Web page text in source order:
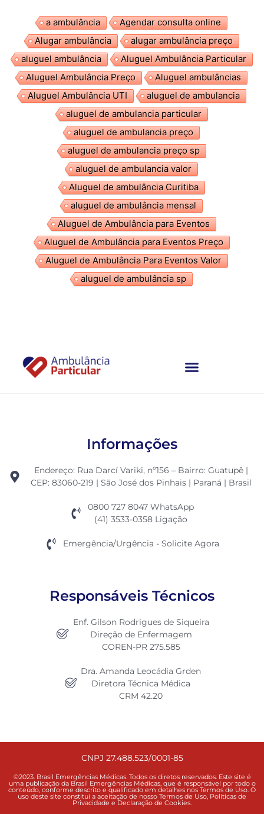
a ambulância
Agendar consulta online
Alugar ambulância
alugar ambulância preço
aluguel ambulância
Aluguel Ambulância Particular
Aluguel Ambulância Preço
Aluguel ambulâncias
Aluguel Ambulância UTI
aluguel de ambulancia
aluguel de ambulancia particular
aluguel de ambulancia preço
aluguel de ambulancia preço sp
aluguel de ambulancia valor
Aluguel de ambulância Curitiba
aluguel de ambulância mensal
Aluguel de Ambulância para Eventos
Aluguel de Ambulância para Eventos Preço
Aluguel de Ambulância Para Eventos Valor
aluguel de ambulância sp
Informações
Endereço: Rua Darcí Variki, nº156 – Bairro: Guatupê |
CEP: 83060-219 | São José dos Pinhais | Paraná | Brasil
0800 727 8047 WhatsApp
(41) 3533-0358 Ligação
Emergência/Urgência - Solicite Agora
Responsáveis Técnicos
Enf. Gilson Rodrigues de Siqueira
Direção de Enfermagem
COREN-PR 275.585
Dra. Amanda Leocádia Grden
Diretora Técnica Médica
CRM 42.20
CNPJ 27.488.523/0001-85
©2023. Brasil Emergências Médicas. Todos os diretos reservados. Este site é
uma publicação da Brasil Emergências Médicas, que é responsável por todo o
conteúdo, conforme descrito e qualificado em detalhes nos Termos de Uso. O
uso deste site constitui a aceitação de nosso Termos de Uso, Políticas de
Privacidade e Declaração de Cookies.